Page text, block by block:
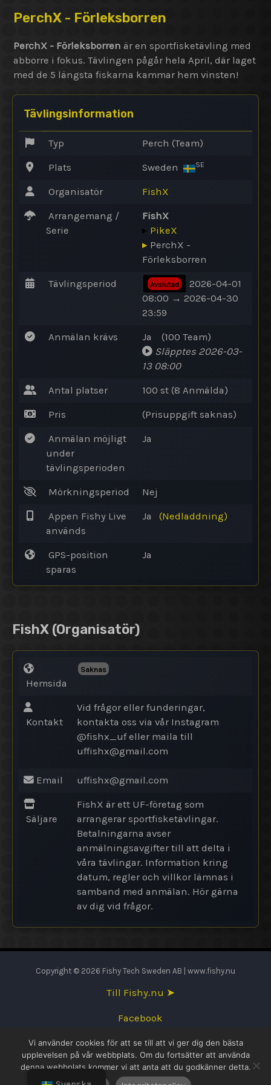
PerchX - Förleksborren
PerchX - Förleksborren är en sportfisketävling med
abborre i fokus. Tävlingen pågår hela April, där laget
med de 5 längsta fiskarna kammar hem vinsten!
Tävlingsinformation
Typ Perch (Team)
Plats Sweden SE
Organisatör FishX
Arrangemang /
Serie
FishX
▸ PikeX
▸ PerchX -
Förleksborren
Tävlingsperiod Avslutad
2026-04-01
08:00 → 2026-04-30
23:59
Anmälan krävs Ja (100 Team)
Släpptes 2026-03-
13 08:00
Antal platser 100 st (8 Anmälda)
Pris (Prisuppgift saknas)
Anmälan möjligt
under
tävlingsperioden
Ja
Mörkningsperiod Nej
Appen Fishy Live
används
Ja (Nedladdning)
GPS-position
sparas
Ja
FishX (Organisatör)
Hemsida
Saknas
Kontakt
Vid frågor eller funderingar,
kontakta oss via vår Instagram
@fishx_uf eller maila till
uffishx@gmail.com
Email uffishx@gmail.com
Säljare
FishX är ett UF-företag som
arrangerar sportfisketävlingar.
Betalningarna avser
anmälningsavgifter till att delta i
våra tävlingar. Information kring
datum, regler och villkor lämnas i
samband med anmälan. Hör gärna
av dig vid frågor.
Copyright © 2026 Fishy Tech Sweden AB | www.fishy.nu
Till Fishy.nu ➤
Facebook
English
Svenska
Vi använder cookies för att se till att vi ger dig den bästa
upplevelsen på vår webbplats. Om du fortsätter att använda
denna webbplats kommer vi att anta att du godkänner detta.